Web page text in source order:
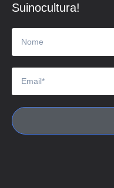
Suinocultura!